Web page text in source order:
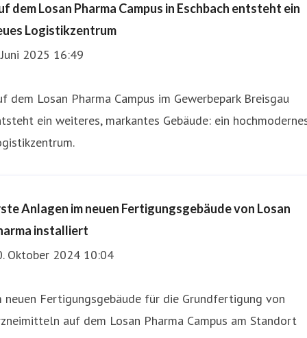
dem Losan Pharma Campus in Eschbach entsteht ein
Logistikzentrum
2025 16:49
dem Losan Pharma Campus im Gewerbepark Breisgau
ein weiteres, markantes Gebäude: ein
Anlagen im neuen Fertigungsgebäude von Losan
installiert
Oktober 2024 10:04
neuen Fertigungsgebäude für die Grundfertigung von
auf dem Losan Pharma Campus am Standort